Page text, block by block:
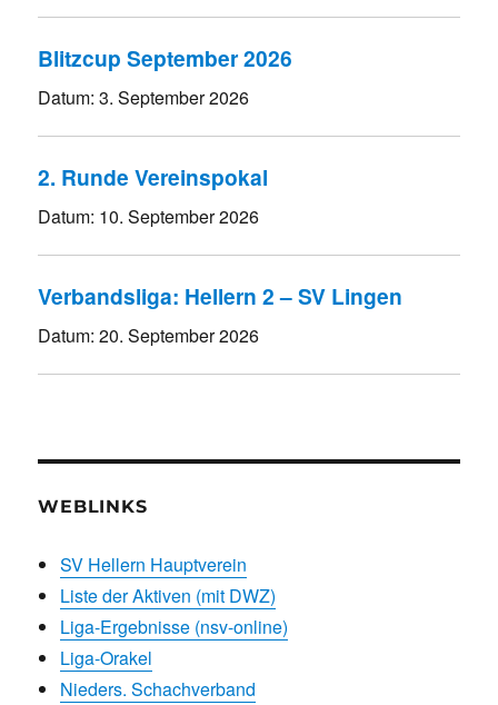
Blitzcup September 2026
Datum:3. September 2026
2. Runde Vereinspokal
Datum: 10. September 2026
Verbandsliga: Hellern 2 – SV Lingen
Datum:20. September 2026
WEBLINKS
SV Hellern Hauptverein
Liste der Aktiven (mit DWZ)
Liga-Ergebnisse (nsv-online)
Liga-Orakel
Nieders. Schachverband